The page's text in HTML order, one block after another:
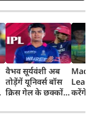
वैभव सूर्यवंशी अब
तोड़ेंगें यूनिवर्स बॉस
क्रिस गेल के छक्कों
करेंगे
टीम में